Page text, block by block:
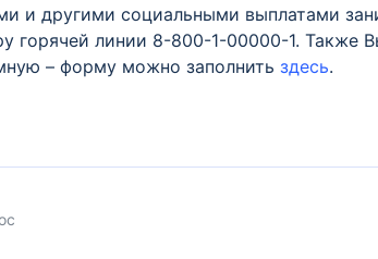
и другими социальными выплатами
горячей линии 8-800-1-00000-1. Также
– форму можно заполнить здесь.